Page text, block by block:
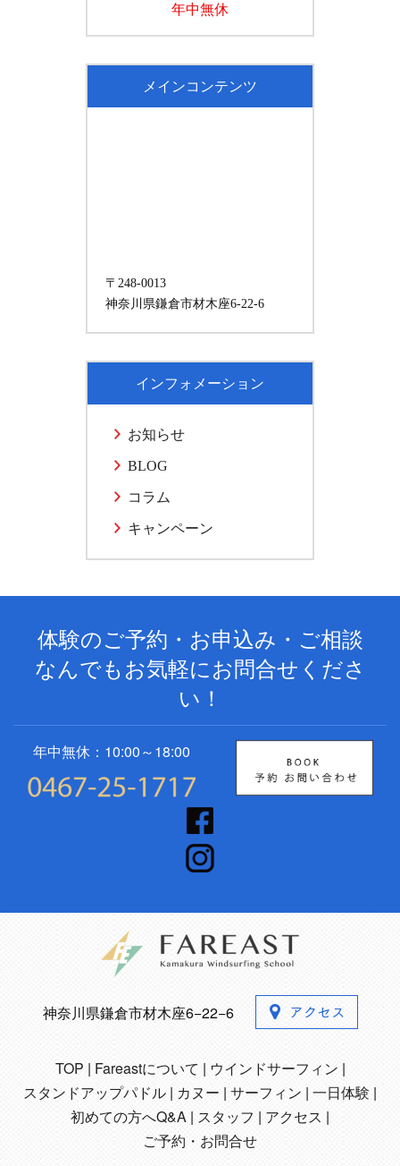
年中無休
メインコンテンツ
〒248-0013
神奈川県鎌倉市材木座6-22-6
インフォメーション
お知らせ
BLOG
コラム
キャンペーン
体験のご予約・お申込み・ご相談
なんでもお気軽にお問合せくださ
い！
年中無休：10:00～18:00
神奈川県鎌倉市材木座6−22−6
TOP Fareastについて
ウインドサーフィン
スタンドアップパドル
カヌー サーフィン 一日体験
初めての方へQ&A スタッフ
アクセス
ご予約・お問合せ